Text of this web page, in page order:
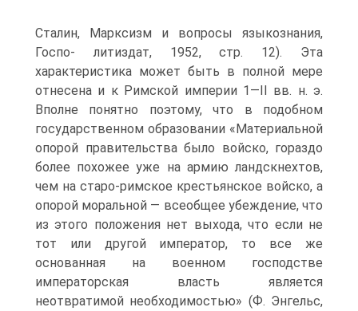
Сталин, Марксизм и вопросы языкознания,
Госпо- литиздат, 1952, стр. 12). Эта
характеристика может быть в полной мере
отнесена и к Римской империи 1—II вв. н. э.
Вполне понятно поэтому, что в подобном
государственном образовании «Материальной
опорой правитель­ства было войско, гораздо
более похожее уже на армию ландскнехтов,
чем на старо-римское крестьянское войско, а
опорой моральной — всеобщее убеждение, что
из этого положения нет выхода, что если не
тот или другой император, то все же
основанная на военном господстве
императорская власть является
неотвратимой необходимостью» (Ф. Энгельс,